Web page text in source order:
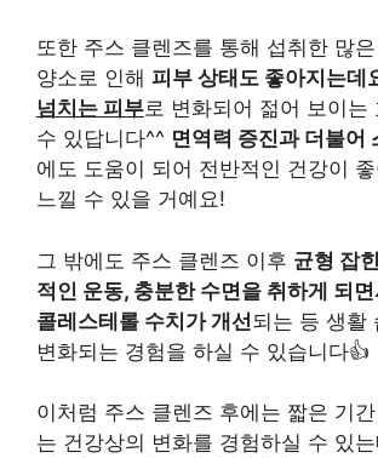
또한 주스 클렌즈를 통해 섭취한 많
양소로 인해 피부 상태도 좋아지는데
넘치는 피부로 변화되어 젊어 보이는
수 있답니다^^ 면역력 증진과 더불어
에도 도움이 되어 전반적인 건강이
느낄 수 있을 거예요!
그 밖에도 주스 클렌즈 이후 균형 잡
적인 운동, 충분한 수면을 취하게 되
콜레스테롤 수치가 개선되는 등 생활
변화되는 경험을 하실 수 있습니다👍
이처럼 주스 클렌즈 후에는 짧은 기
는 건강상의 변화를 경험하실 수 있